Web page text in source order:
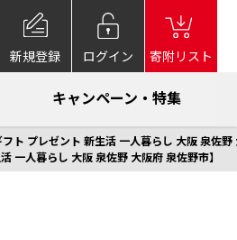
新規登録 ログイン 寄附リスト
キャンペーン・特集
ト プレゼント 新生活 一人暮らし 大阪 泉佐野
一人暮らし 大阪 泉佐野 大阪府 泉佐野市】